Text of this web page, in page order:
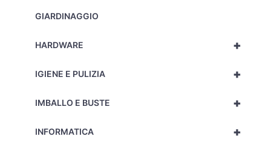
GIARDINAGGIO
+
HARDWARE
+
IGIENE E PULIZIA
+
IMBALLO E BUSTE
+
INFORMATICA